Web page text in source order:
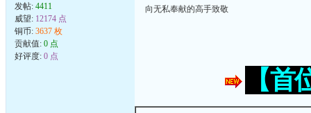
发帖: 4411
威望: 12174 点
铜币: 3637 枚
贡献值: 0 点
好评度: 0 点
向无私奉献的高手致敬
【